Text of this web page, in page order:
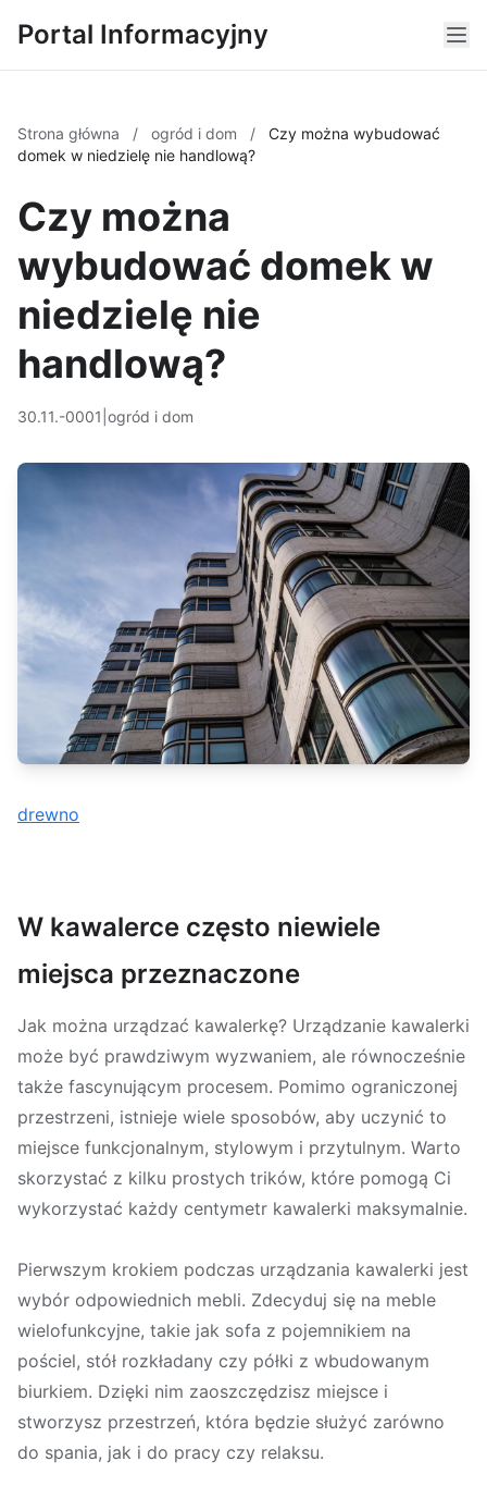
Portal Informacyjny
Strona główna / ogród i dom /
Czy można wybudować
domek w niedzielę nie handlową?
Czy można
wybudować domek w
niedzielę nie
handlową?
30.11.-0001 ogród i dom
drewno
W kawalerce często niewiele
miejsca przeznaczone
Jak można urządzać kawalerkę? Urządzanie kawalerki
może być prawdziwym wyzwaniem, ale równocześnie
także fascynującym procesem. Pomimo ograniczonej
przestrzeni, istnieje wiele sposobów, aby uczynić to
miejsce funkcjonalnym, stylowym i przytulnym. Warto
skorzystać z kilku prostych trików, które pomogą Ci
wykorzystać każdy centymetr kawalerki maksymalnie.
Pierwszym krokiem podczas urządzania kawalerki jest
wybór odpowiednich mebli. Zdecyduj się na meble
wielofunkcyjne, takie jak sofa z pojemnikiem na
pościel, stół rozkładany czy półki z wbudowanym
biurkiem. Dzięki nim zaoszczędzisz miejsce i
stworzysz przestrzeń, która będzie służyć zarówno
do spania, jak i do pracy czy relaksu.